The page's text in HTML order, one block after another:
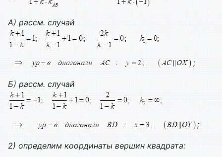
А) рассм. случай
;
Б) рассм. случай
;
2) определим координаты вершин квадрата: